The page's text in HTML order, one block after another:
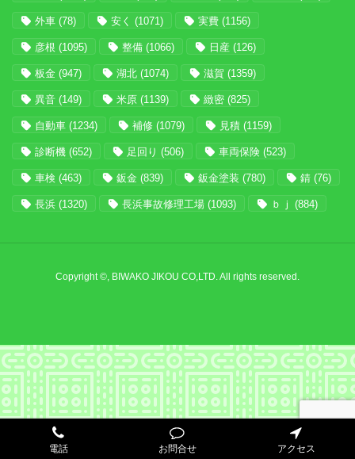
外車 (78) 安く (1071) 実費 (1156)
彦根 (1095) 整備 (1066) 日産 (126)
板金 (947) 湖北 (1074) 滋賀 (1359)
異音 (149) 米原 (1139) 緻密 (825)
自動車 (1234) 補修 (1079) 見積 (1159)
診断機 (652) 足回り (506) 車両保険 (523)
車検 (463) 鈑金 (839) 鈑金塗装 (780) 錆 (76)
長浜 (1320) 長浜事故修理工場 (1093) ｂｊ (884)
Copyright ©, BIWAKO JIKOU CO,LTD. All rights reserved.
電話 お問合せ アクセス